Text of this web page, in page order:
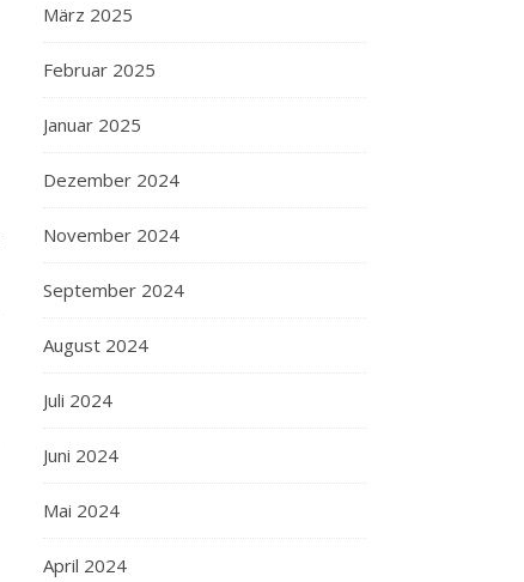
März 2025
Februar 2025
Januar 2025
Dezember 2024
November 2024
September 2024
August 2024
Juli 2024
Juni 2024
Mai 2024
April 2024